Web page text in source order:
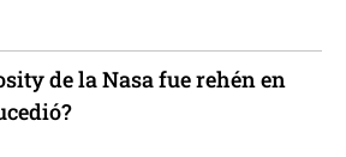
de la Nasa fue rehén en